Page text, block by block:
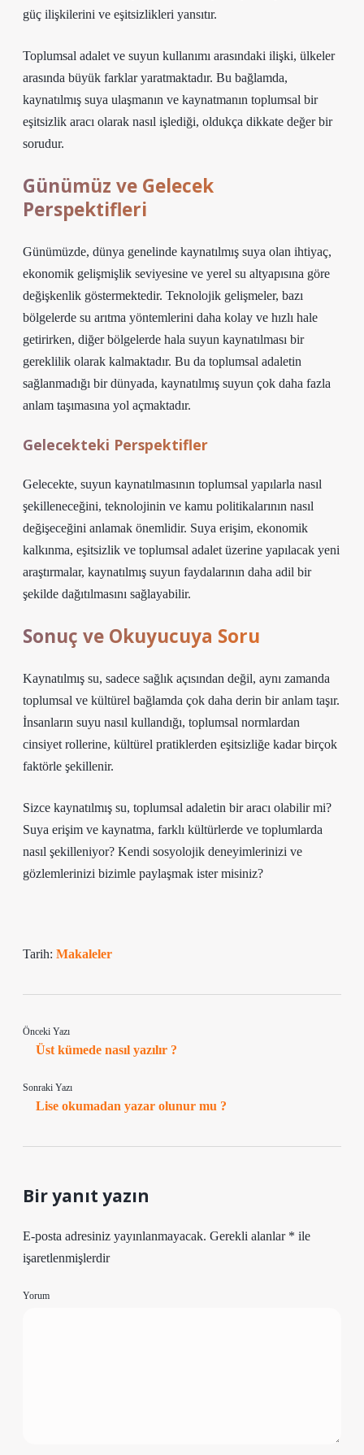
güç ilişkilerini ve eşitsizlikleri yansıtır.
Toplumsal adalet ve suyun kullanımı arasındaki ilişki, ülkeler
arasında büyük farklar yaratmaktadır. Bu bağlamda,
kaynatılmış suya ulaşmanın ve kaynatmanın toplumsal bir
eşitsizlik aracı olarak nasıl işlediği, oldukça dikkate değer bir
sorudur.
Günümüz ve Gelecek
Perspektifleri
Günümüzde, dünya genelinde kaynatılmış suya olan ihtiyaç,
ekonomik gelişmişlik seviyesine ve yerel su altyapısına göre
değişkenlik göstermektedir. Teknolojik gelişmeler, bazı
bölgelerde su arıtma yöntemlerini daha kolay ve hızlı hale
getirirken, diğer bölgelerde hala suyun kaynatılması bir
gereklilik olarak kalmaktadır. Bu da toplumsal adaletin
sağlanmadığı bir dünyada, kaynatılmış suyun çok daha fazla
anlam taşımasına yol açmaktadır.
Gelecekteki Perspektifler
Gelecekte, suyun kaynatılmasının toplumsal yapılarla nasıl
şekilleneceğini, teknolojinin ve kamu politikalarının nasıl
değişeceğini anlamak önemlidir. Suya erişim, ekonomik
kalkınma, eşitsizlik ve toplumsal adalet üzerine yapılacak yeni
araştırmalar, kaynatılmış suyun faydalarının daha adil bir
şekilde dağıtılmasını sağlayabilir.
Sonuç ve Okuyucuya Soru
Kaynatılmış su, sadece sağlık açısından değil, aynı zamanda
toplumsal ve kültürel bağlamda çok daha derin bir anlam taşır.
İnsanların suyu nasıl kullandığı, toplumsal normlardan
cinsiyet rollerine, kültürel pratiklerden eşitsizliğe kadar birçok
faktörle şekillenir.
Sizce kaynatılmış su, toplumsal adaletin bir aracı olabilir mi?
Suya erişim ve kaynatma, farklı kültürlerde ve toplumlarda
nasıl şekilleniyor? Kendi sosyolojik deneyimlerinizi ve
gözlemlerinizi bizimle paylaşmak ister misiniz?
Tarih: Makaleler
Önceki Yazı
Üst kümede nasıl yazılır ?
Sonraki Yazı
Lise okumadan yazar olunur mu ?
Bir yanıt yazın
E-posta adresiniz yayınlanmayacak. Gerekli alanlar * ile
işaretlenmişlerdir
Yorum